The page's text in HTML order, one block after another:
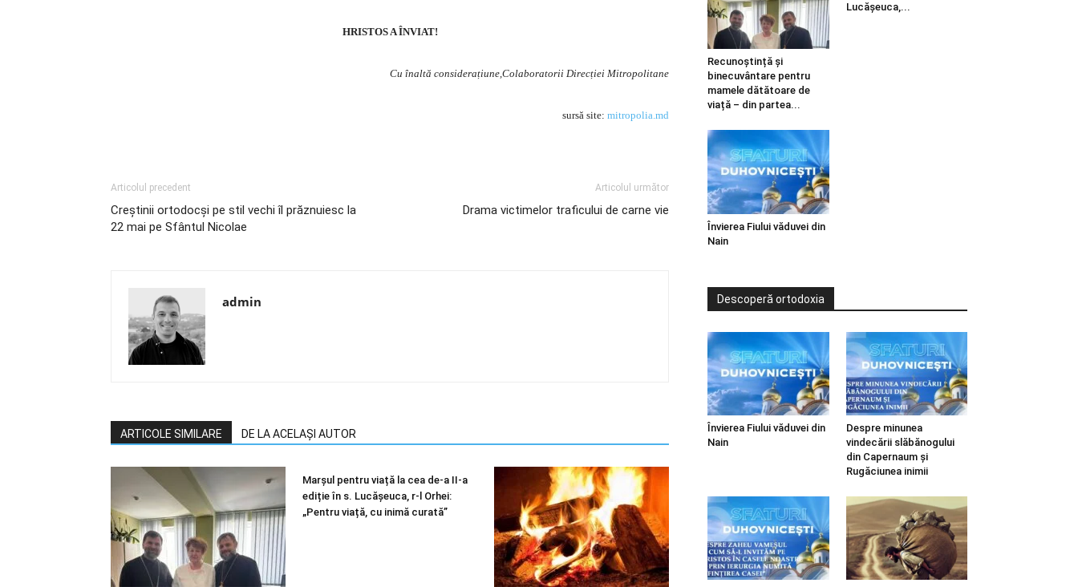
HRISTOS A ÎNVIAT!
Cu înaltă considerațiune,Colaboratorii Direcției Mitropolitane
sursă site: mitropolia.md
Articolul precedent
Creştinii ortodocşi pe stil vechi îl prăznuiesc la
22 mai pe Sfântul Nicolae
Articolul următor
Drama victimelor traficului de carne vie
admin
ARTICOLE SIMILARE DE LA ACELAȘI AUTOR
Marșul pentru viață la cea de-a II-a
ediție în s. Lucășeuca, r-l Orhei:
„Pentru viață, cu inimă curată”
Recunoștință și
binecuvântare pentru
mamele dătătoare de
viață – din partea...
Lucășeuca,...
Învierea Fiului văduvei din
Nain
Descoperă ortodoxia
Învierea Fiului văduvei din
Nain
Despre minunea
vindecării slăbănogului
din Capernaum și
Rugăciunea inimii